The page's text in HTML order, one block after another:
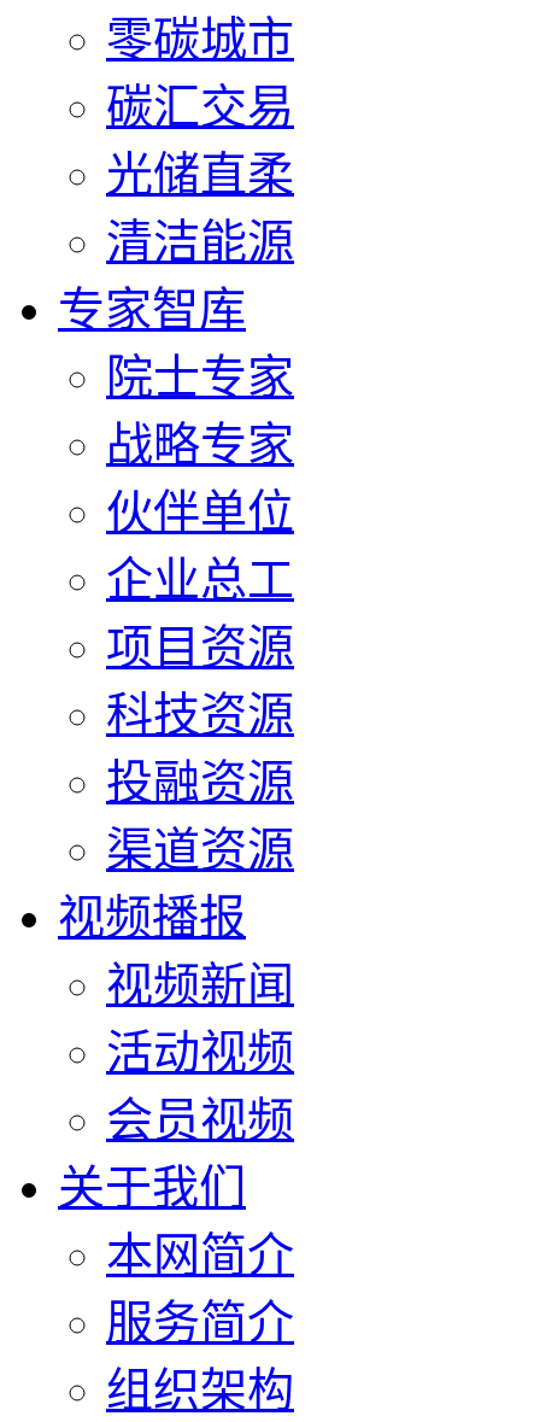
零碳城市
碳汇交易
光储直柔
清洁能源
专家智库
院士专家
战略专家
伙伴单位
企业总工
项目资源
科技资源
投融资源
渠道资源
视频播报
视频新闻
活动视频
会员视频
关于我们
本网简介
服务简介
组织架构